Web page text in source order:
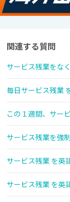
関連する質問
サービス残業をな
毎日サービス残業
この１週間、サー
サービス残業を強
サービス残業 を英
サービス残業 を英